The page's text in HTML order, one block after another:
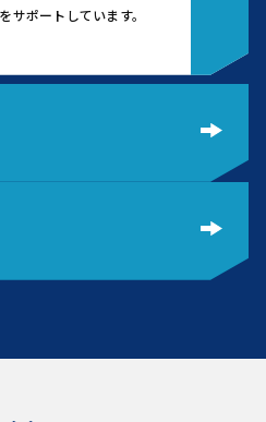
サポートしています。